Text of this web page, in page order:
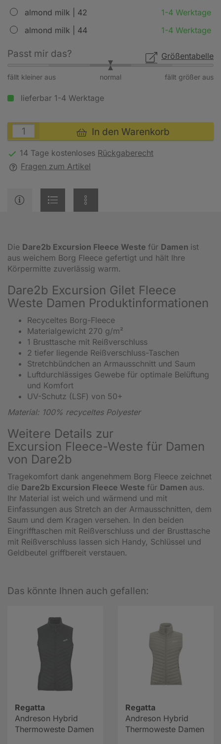
almond milk | 42
1-4 Werktage
almond milk | 44
1-4 Werktage
Größentabelle
Passt mir das?
fällt kleiner aus fällt größer aus
normal
lieferbar 1-4 Werktage
In den Warenkorb
14 Tage kostenloses Rückgaberecht
Fragen zum Artikel
Die Dare2b Excursion Fleece Weste für Damen ist
aus weichem Borg Fleece gefertigt und hält Ihre
Körpermitte zuverlässig warm.
Dare2b Excursion Gilet Fleece
Weste Damen Produktinformationen
Recyceltes Borg-Fleece
Materialgewicht 270 g/m²
1 Brusttasche mit Reißverschluss
2 tiefer liegende Reißverschluss-Taschen
Stretchbündchen an Armausschnitt und Saum
Luftdurchlässiges Gewebe für optimale Belüftung
und Komfort
UV-Schutz (LSF) von 50+
Material: 100% recyceltes Polyester
Weitere Details zur
Excursion Fleece-Weste für Damen
von Dare2b
Tragekomfort dank angenehmem Borg Fleece zeichnet
die Dare2b Excursion Fleece Weste für Damen aus.
Ihr Material ist weich und wärmend und mit
Einfassungen aus Stretch an der Armausschnitten, dem
Saum und dem Kragen versehen. In den beiden
Eingrifftaschen mit Reißverschluss und der Brusttasche
mit Reißverschluss lassen sich Handy, Schlüssel und
Geldbeutel griffbereit verstauen.
Das könnte Ihnen auch gefallen:
Regatta
Andreson Hybrid
Thermoweste Damen
Regatta
Andreson Hybrid
Thermoweste Damen